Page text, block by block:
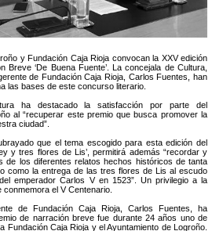
y Fundación Caja Rioja convocan la XXV edición
Breve ‘De Buena Fuente’. La concejala de Cultura,
de Fundación Caja Rioja, Carlos Fuentes, han
las bases de este concurso literario.
ha destacado la satisfacción por parte del
al “recuperar este premio que busca promover la
ciudad”.
que el tema escogido para esta edición del
y tres flores de Lis’, permitirá además “recordar y
de los diferentes relatos hechos históricos de tanta
como la entrega de las tres flores de Lis al escudo
emperador Carlos V en 1523”. Un privilegio a la
el V Centenario.
de Fundación Caja Rioja, Carlos Fuentes, ha
de narración breve fue durante 24 años uno de
Fundación Caja Rioja y el Ayuntamiento de Logroño.